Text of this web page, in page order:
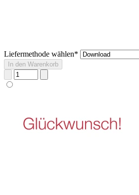
Liefermethode wählen*
In den Warenkorb